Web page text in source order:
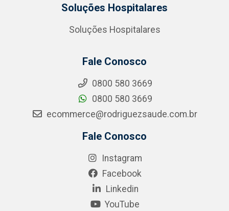
Soluções Hospitalares
Soluções Hospitalares
Fale Conosco
0800 580 3669
0800 580 3669
ecommerce@rodriguezsaude.com.br
Fale Conosco
Instagram
Facebook
Linkedin
YouTube